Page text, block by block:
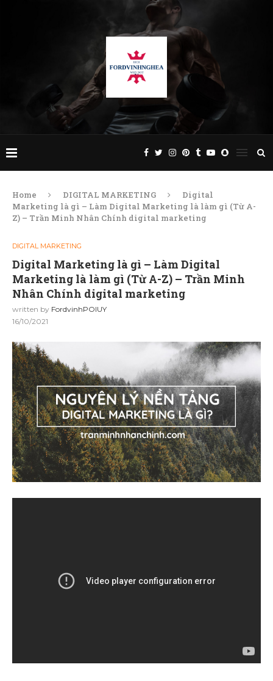
Home DIGITAL MARKETING
Digital
Marketing là gì – Làm Digital Marketing là làm gì (Từ A-
Z) – Trần Minh Nhân Chính digital marketing
DIGITAL MARKETING
Digital Marketing là gì – Làm Digital
Marketing là làm gì (Từ A-Z) – Trần Minh
Nhân Chính digital marketing
written by FordvinhPOIUY
16/10/2021